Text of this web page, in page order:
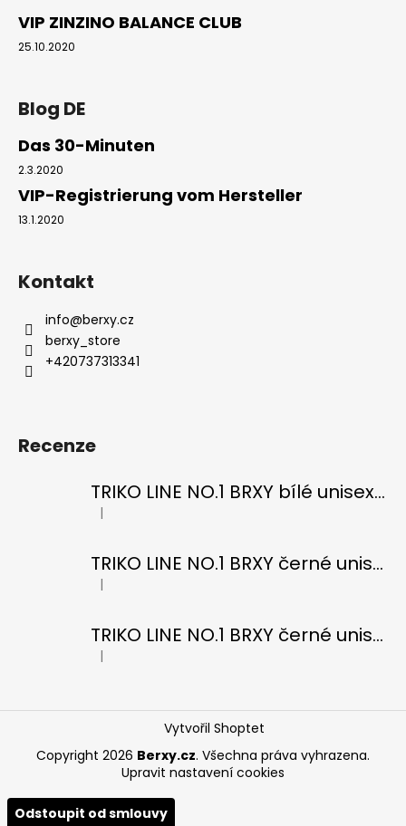
VIP ZINZINO BALANCE CLUB
25.10.2020
Blog DE
Das 30-Minuten
2.3.2020
VIP-Registrierung vom Hersteller
13.1.2020
Kontakt
info@berxy.cz
berxy_store
+420737313341
Recenze
TRIKO LINE NO.1 BRXY bílé unisex OVERSIZE
Hodnocení produktu je 5 z 5 hvězdiček.
|
TRIKO LINE NO.1 BRXY černé unisex OVERSIZE
Hodnocení produktu je 5 z 5 hvězdiček.
|
TRIKO LINE NO.1 BRXY černé unisex OVERSIZE
Hodnocení produktu je 5 z 5 hvězdiček.
|
Vytvořil Shoptet
Copyright 2026 Berxy.cz. Všechna práva vyhrazena.
Upravit nastavení cookies
Odstoupit od smlouvy